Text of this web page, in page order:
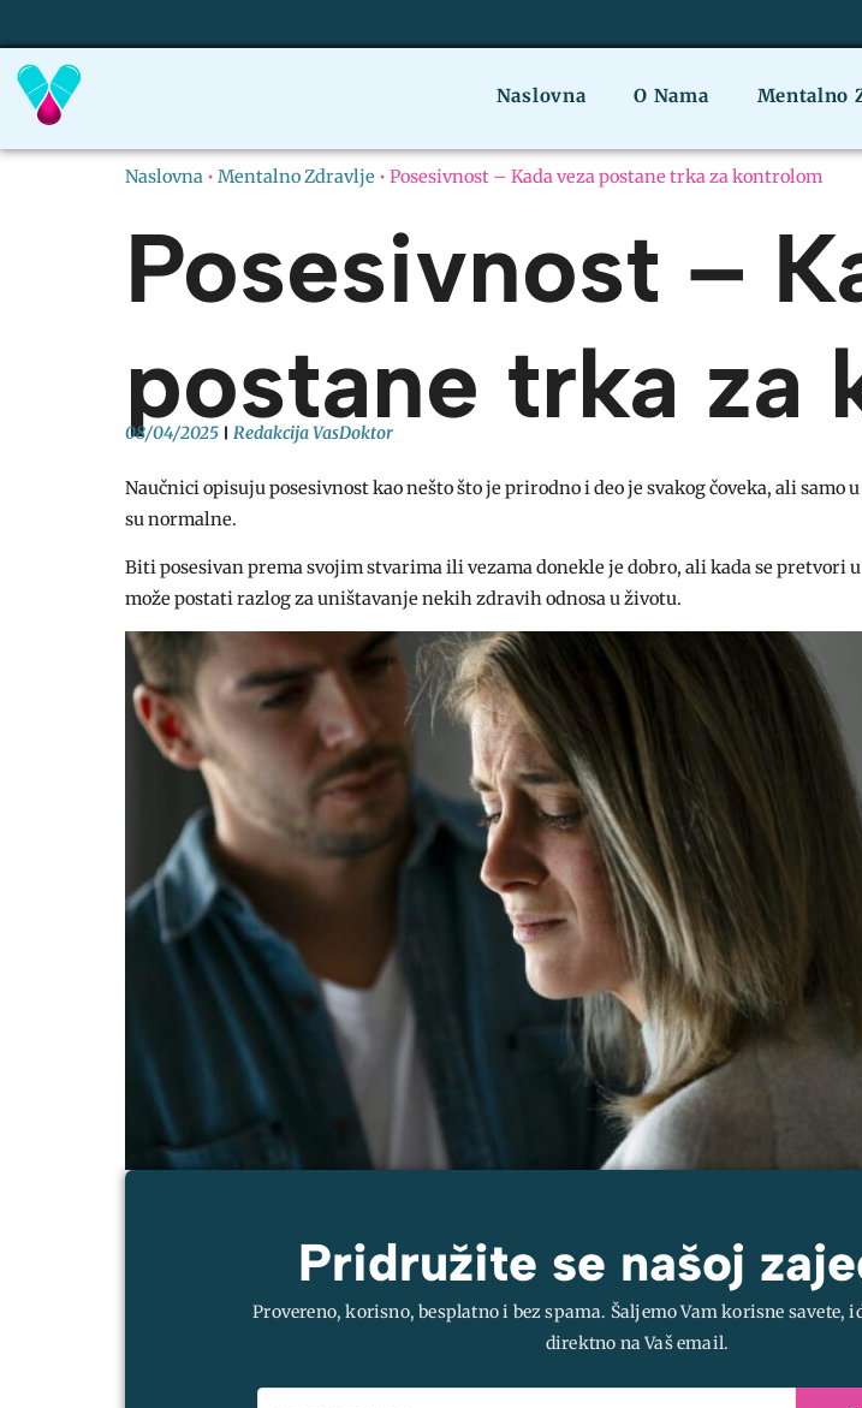
Naslovna O Nama Mentalno
Naslovna •Mentalno Zdravlje •Posesivnost – Kada veza postane trka za kontrolom
Posesivnost –
postane trka za
08/04/2025 Redakcija VasDoktor
Naučnici opisuju posesivnost kao nešto što je prirodno i deo je svakog čoveka, ali samo
su normalne.
Biti posesivan prema svojim stvarima ili vezama donekle je dobro, ali kada se pretvori
može postati razlog za uništavanje nekih zdravih odnosa u životu.
Pridružite se našoj
Provereno, korisno, besplatno i bez spama. Šaljemo Vam korisne savete,
direktno na Vaš email.